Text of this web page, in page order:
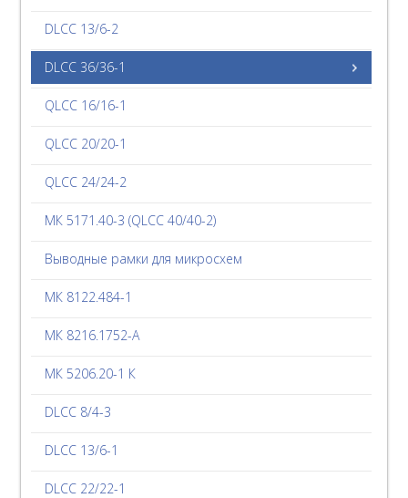
DLCC 13/6-2
DLCC 36/36-1
QLCC 16/16-1
QLCC 20/20-1
QLCC 24/24-2
МК 5171.40-3 (QLCC 40/40-2)
Выводные рамки для микросхем
МК 8122.484-1
МК 8216.1752-А
МК 5206.20-1 К
DLCC 8/4-3
DLCC 13/6-1
DLCC 22/22-1